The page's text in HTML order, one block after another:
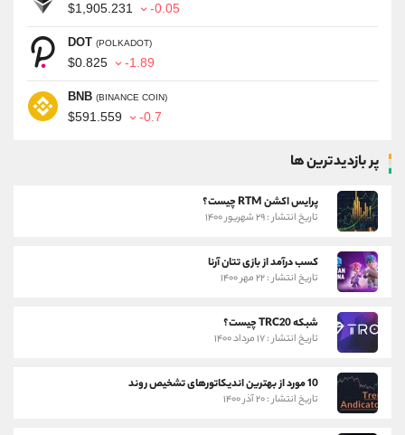
$1,905.231 -0.05
DOT (POLKADOT)
$0.825 -1.89
BNB (BINANCE COIN)
$591.559 -0.7
پر بازدیدترین ها
پرایس اکشن RTM چیست؟
تاریخ انتشار : ۲۹ شهریور ۱۴۰۰
کسب درآمد از بازی تتان آرنا
تاریخ انتشار : ۲۲ مهر ۱۴۰۰
شبکه TRC20 چیست؟
تاریخ انتشار : ۱۷ مرداد ۱۴۰۰
10 مورد از بهترین اندیکاتورهای تشخیص روند
تاریخ انتشار : ۲۰ آذر ۱۴۰۰